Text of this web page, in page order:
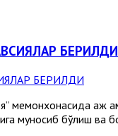
БЕРИЛДИ
меҳмонхонасида
муносиб бўлиш